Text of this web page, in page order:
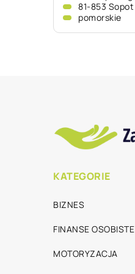
81-853 Sopot
pomorskie
KATEGORIE
BIZNES
FINANSE OSOBISTE
MOTORYZACJA